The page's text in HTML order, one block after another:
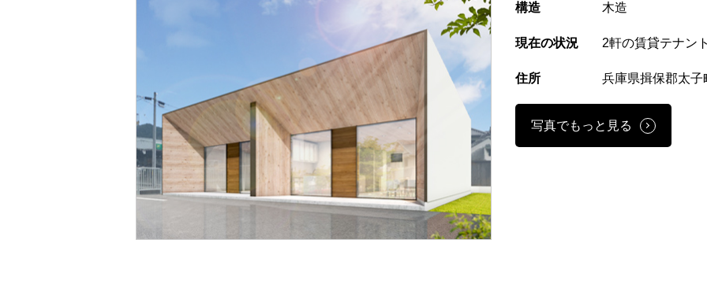
構造 木造
現在の状況 2軒の賃貸テナン
住所 兵庫県揖保郡太
写真でもっと見る